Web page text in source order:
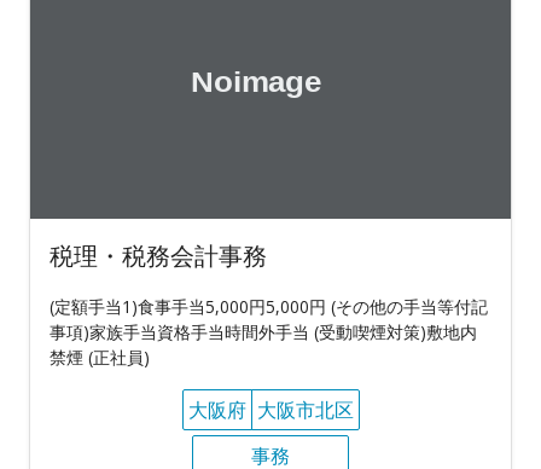
税理・税務会計事務
(定額手当1)食事手当5,000円5,000円 (その他の手当等付記
事項)家族手当資格手当時間外手当 (受動喫煙対策)敷地内
禁煙 (正社員)
大阪府 大阪市北区
事務